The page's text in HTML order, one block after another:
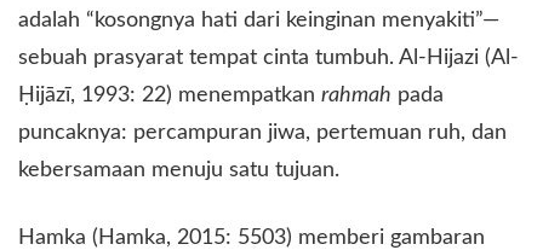
adalah “kosongnya hati dari keinginan menyakiti”—
sebuah prasyarat tempat cinta tumbuh. Al-Hijazi (Al-
Ḥijāzī, 1993: 22) menempatkan rahmah pada
puncaknya: percampuran jiwa, pertemuan ruh, dan
kebersamaan menuju satu tujuan.
​Hamka (Hamka, 2015: 5503) memberi gambaran